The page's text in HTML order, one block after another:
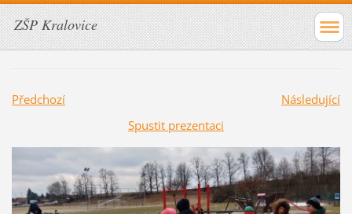
ZŠP Kralovice
Předchozí
Následující
Spustit prezentaci